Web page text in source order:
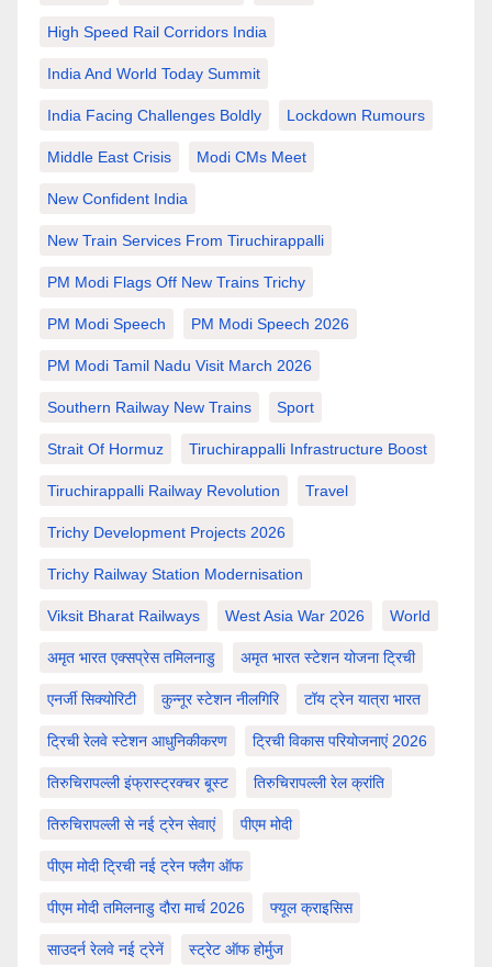
High Speed Rail Corridors India
India And World Today Summit
India Facing Challenges Boldly Lockdown Rumours
Middle East Crisis Modi CMs Meet
New Confident India
New Train Services From Tiruchirappalli
PM Modi Flags Off New Trains Trichy
PM Modi Speech PM Modi Speech 2026
PM Modi Tamil Nadu Visit March 2026
Southern Railway New Trains Sport
Strait Of Hormuz Tiruchirappalli Infrastructure Boost
Tiruchirappalli Railway Revolution Travel
Trichy Development Projects 2026
Trichy Railway Station Modernisation
Viksit Bharat Railways West Asia War 2026 World
अमृत भारत एक्सप्रेस तमिलनाडु अमृत भारत स्टेशन योजना ट्रिची
एनर्जी सिक्योरिटी कुन्नूर स्टेशन नीलगिरि टॉय ट्रेन यात्रा भारत
ट्रिची रेलवे स्टेशन आधुनिकीकरण ट्रिची विकास परियोजनाएं 2026
तिरुचिरापल्ली इंफ्रास्ट्रक्चर बूस्ट तिरुचिरापल्ली रेल क्रांति
तिरुचिरापल्ली से नई ट्रेन सेवाएं पीएम मोदी
पीएम मोदी ट्रिची नई ट्रेन फ्लैग ऑफ
पीएम मोदी तमिलनाडु दौरा मार्च 2026 फ्यूल क्राइसिस
साउदर्न रेलवे नई ट्रेनें स्ट्रेट ऑफ होर्मुज